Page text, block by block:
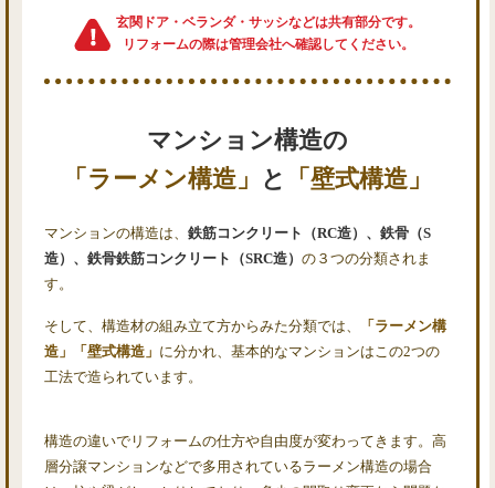
玄関ドア・ベランダ・サッシなどは共有部分です。
リフォームの際は管理会社へ確認してください。
マンション構造の
「ラーメン構造」 と 「壁式構造」
マンションの構造は、 鉄筋コンクリート（RC造）、鉄骨（S
造）、鉄骨鉄筋コンクリート（SRC造） の３つの分類されま
す。
そして、構造材の組み立て方からみた分類では、
「ラーメン構
造」「壁式構造」 に分かれ、基本的なマンションはこの2つの
工法で造られています。
構造の違いでリフォームの仕方や自由度が変わってきます。高
層分譲マンションなどで多用されているラーメン構造の場合